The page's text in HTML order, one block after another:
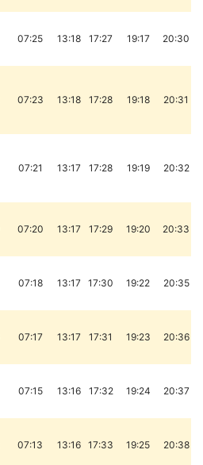
07:25 13:18 17:27 19:17 20:30
07:23 13:18 17:28 19:18 20:31
07:21 13:17 17:28 19:19 20:32
07:20 13:17 17:29 19:20 20:33
07:18 13:17 17:30 19:22 20:35
07:17 13:17 17:31 19:23 20:36
07:15 13:16 17:32 19:24 20:37
07:13 13:16 17:33 19:25 20:38